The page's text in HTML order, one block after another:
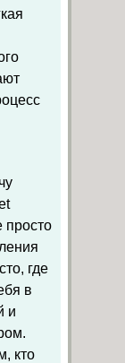
просто
где
в
и
кто